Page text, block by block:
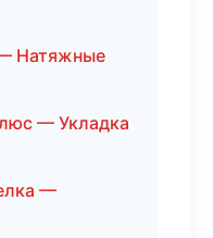
Натяжные
— Укладка
—